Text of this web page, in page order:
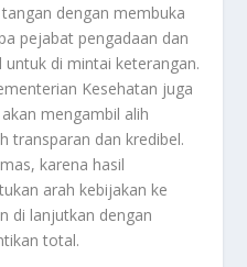
dengan membuka
pejabat pengadaan dan
di mintai keterangan.
Kesehatan juga
mengambil alih
transparan dan kredibel.
karena hasil
arah kebijakan ke
di lanjutkan dengan
total.